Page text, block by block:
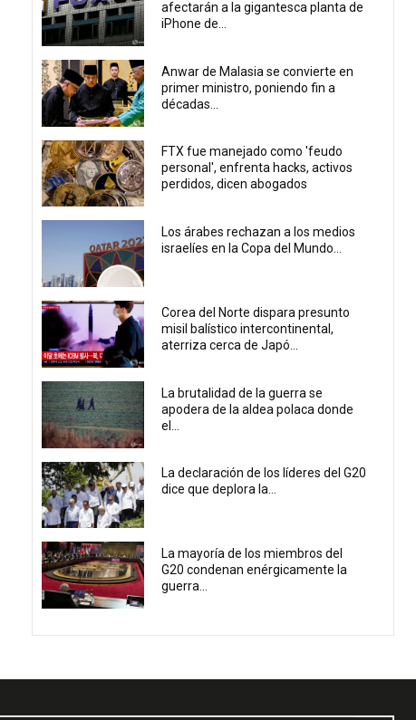
afectarán a la gigantesca planta de
iPhone de...
Anwar de Malasia se convierte en
primer ministro, poniendo fin a
décadas...
FTX fue manejado como 'feudo
personal', enfrenta hacks, activos
perdidos, dicen abogados
Los árabes rechazan a los medios
israelíes en la Copa del Mundo...
Corea del Norte dispara presunto
misil balístico intercontinental,
aterriza cerca de Japó...
La brutalidad de la guerra se
apodera de la aldea polaca donde
el...
La declaración de los líderes del G20
dice que deplora la...
La mayoría de los miembros del
G20 condenan enérgicamente la
guerra...